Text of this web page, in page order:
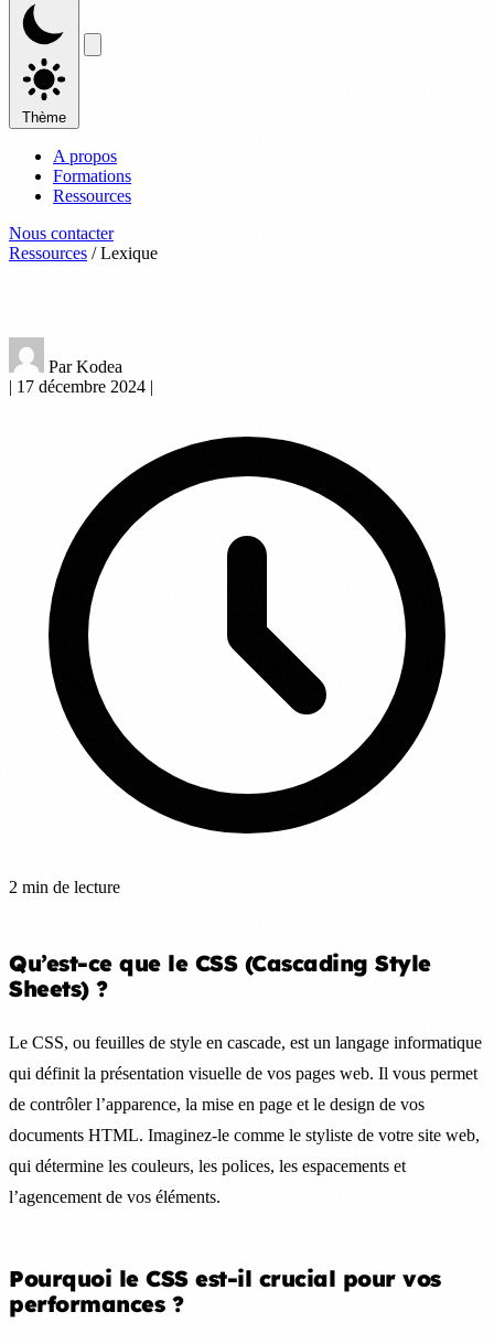
Thème
A propos
Formations
Ressources
Nous contacter
Ressources / Lexique
Par Kodea
| 17 décembre 2024 |
2 min de lecture
Qu’est-ce que le CSS (Cascading Style
Sheets) ?
Le CSS, ou feuilles de style en cascade, est un langage informatique
qui définit la présentation visuelle de vos pages web. Il vous permet
de contrôler l’apparence, la mise en page et le design de vos
documents HTML. Imaginez-le comme le styliste de votre site web,
qui détermine les couleurs, les polices, les espacements et
l’agencement de vos éléments.
Pourquoi le CSS est-il crucial pour vos
performances ?